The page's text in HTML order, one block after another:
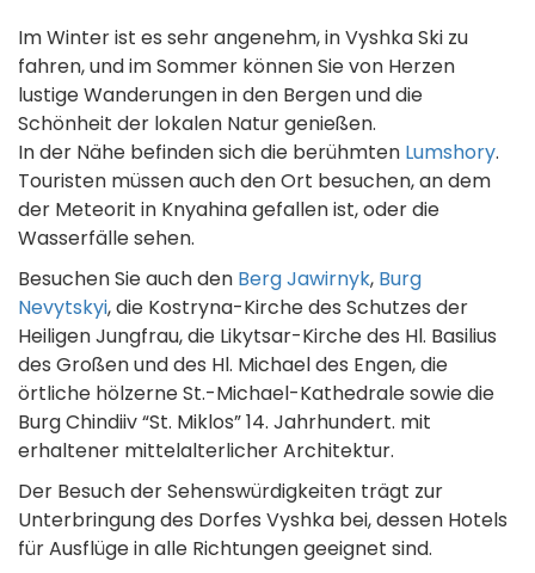
Im Winter ist es sehr angenehm, in Vyshka Ski zu
fahren, und im Sommer können Sie von Herzen
lustige Wanderungen in den Bergen und die
Schönheit der lokalen Natur genießen.
In der Nähe befinden sich die berühmten Lumshory.
Touristen müssen auch den Ort besuchen, an dem
der Meteorit in Knyahina gefallen ist, oder die
Wasserfälle sehen.
Besuchen Sie auch den Berg Jawirnyk, Burg
Nevytskyi, die Kostryna-Kirche des Schutzes der
Heiligen Jungfrau, die Likytsar-Kirche des Hl. Basilius
des Großen und des Hl. Michael des Engen, die
örtliche hölzerne St.-Michael-Kathedrale sowie die
Burg Chindiiv “St. Miklos” 14. Jahrhundert. mit
erhaltener mittelalterlicher Architektur.
Der Besuch der Sehenswürdigkeiten trägt zur
Unterbringung des Dorfes Vyshka bei, dessen Hotels
für Ausflüge in alle Richtungen geeignet sind.